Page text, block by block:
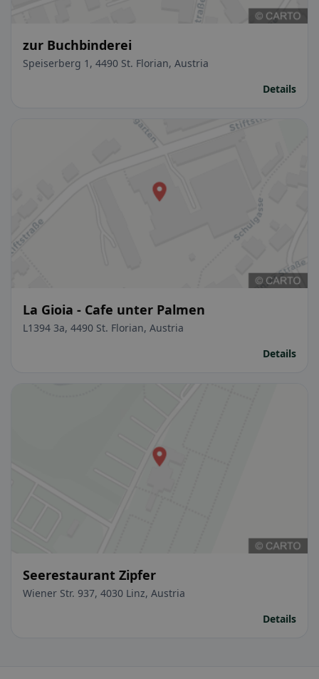
zur Buchbinderei
Speiserberg 1, 4490 St. Florian, Austria
Details
La Gioia - Cafe unter Palmen
L1394 3a, 4490 St. Florian, Austria
Details
Seerestaurant Zipfer
Wiener Str. 937, 4030 Linz, Austria
Details